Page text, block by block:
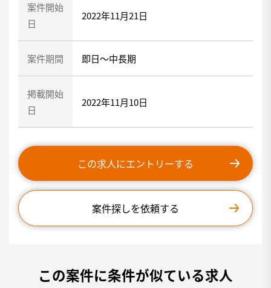
案件開始
日
2022年11月21日
案件期間 即日～中長期
掲載開始
日
2022年11月10日
この求人にエントリーする
案件探しを依頼する
この案件に条件が似ている求人